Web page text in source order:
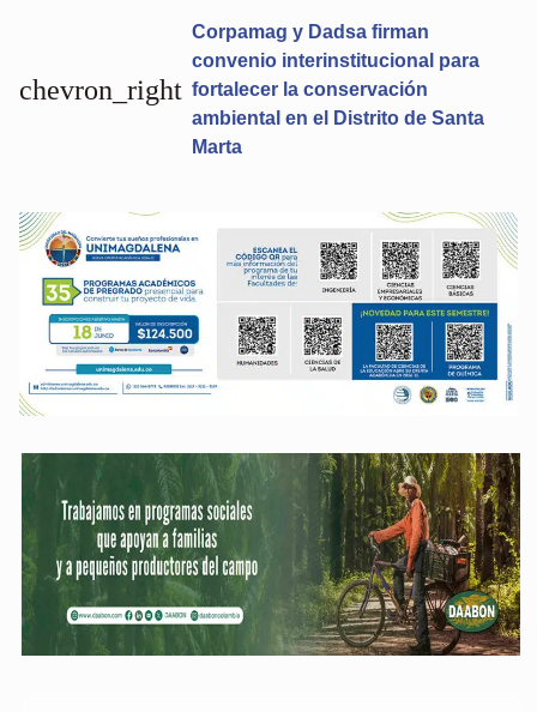
Corpamag y Dadsa firman
convenio interinstitucional para
fortalecer la conservación
ambiental en el Distrito de Santa
Marta
chevron_right